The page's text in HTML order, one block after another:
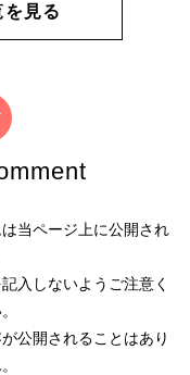
見る
当ページ上に公開され
入しないようご注意く
公開されることはあり